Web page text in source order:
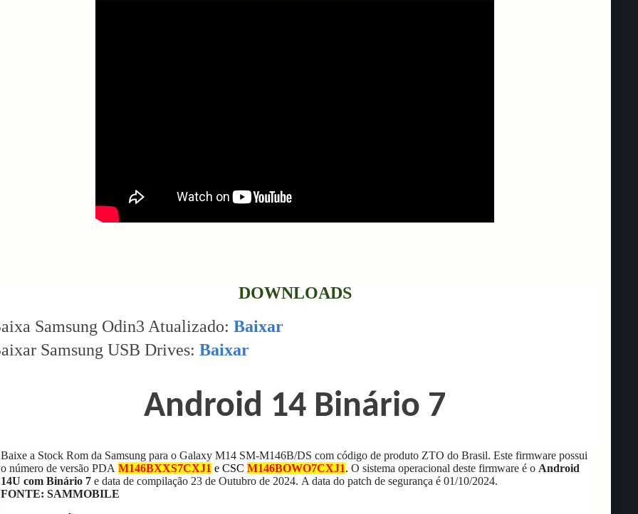
DOWNLOADS
Samsung Odin3 Atualizado: Baixar
Samsung USB Drives: Baixar
Android 14 Binário 7
Baixe a Stock Rom da Samsung para o Galaxy M14 SM-M146B/DS com código de produto ZTO do Brasil. Este firmware possui
o número de versão PDA M146BXXS7CXJ1 e CSC M146BOWO7CXJ1. O sistema operacional deste firmware é o Android
14U com Binário 7 e data de compilação 23 de Outubro de 2024. A data do patch de segurança é 01/10/2024.
FONTE: SAMMOBILE